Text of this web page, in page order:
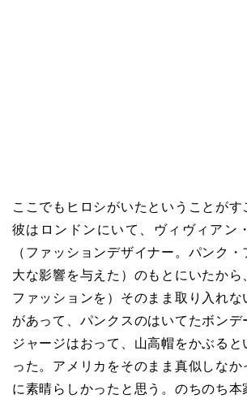
ここでもヒロシがいたということがす
彼はロンドンにいて、ヴィヴィアン
（ファッションデザイナー。パンク
大な影響を与えた）のもとにいたか
ファッションを）そのまま取り入れな
があって、パンクスのはいてたボンデ
ジャージはおって、山高帽をかぶると
った。アメリカをそのまま真似しなか
に素晴らしかったと思う。のちのち本